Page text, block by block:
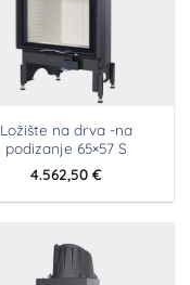
Ložište na drva -na
podizanje 65×57 S
4.562,50 €